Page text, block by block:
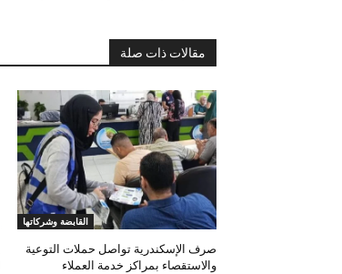
مقالات ذات صلة
القابضة وشركاتها
صرف الإسكندرية تواصل حملات التوعية
والاستقصاء بمراكز خدمة العملاء